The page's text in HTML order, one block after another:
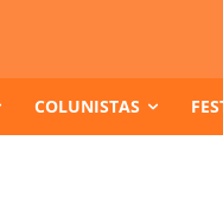
COLUNISTAS